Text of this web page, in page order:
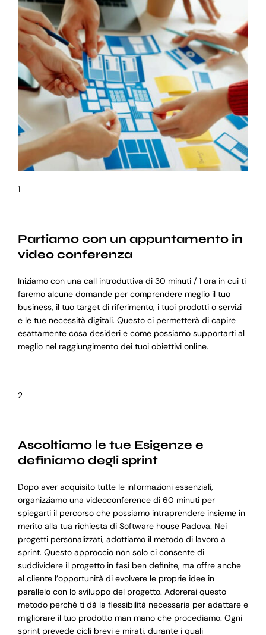
1
Partiamo con un appuntamento in
video conferenza
Iniziamo con una call introduttiva di 30 minuti / 1 ora in cui ti
faremo alcune domande per comprendere meglio il tuo
business, il tuo target di riferimento, i tuoi prodotti o servizi
e le tue necessità digitali. Questo ci permetterà di capire
esattamente cosa desideri e come possiamo supportarti al
meglio nel raggiungimento dei tuoi obiettivi online.
2
Ascoltiamo le tue Esigenze e
definiamo degli sprint
Dopo aver acquisito tutte le informazioni essenziali,
organizziamo una videoconference di 60 minuti per
spiegarti il percorso che possiamo intraprendere insieme in
merito alla tua richiesta di Software house Padova. Nei
progetti personalizzati, adottiamo il metodo di lavoro a
sprint. Questo approccio non solo ci consente di
suddividere il progetto in fasi ben definite, ma offre anche
al cliente l’opportunità di evolvere le proprie idee in
parallelo con lo sviluppo del progetto. Adorerai questo
metodo perché ti dà la flessibilità necessaria per adattare e
migliorare il tuo prodotto man mano che procediamo. Ogni
sprint prevede cicli brevi e mirati, durante i quali